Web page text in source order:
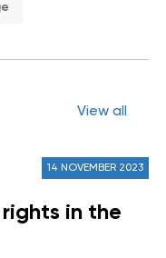
View all
14 NOVEMBER 2023
in the